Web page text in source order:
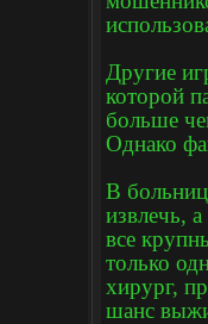
Другие
которой
больше
Однако
В
извлечь,
все
только
хирург,
шанс